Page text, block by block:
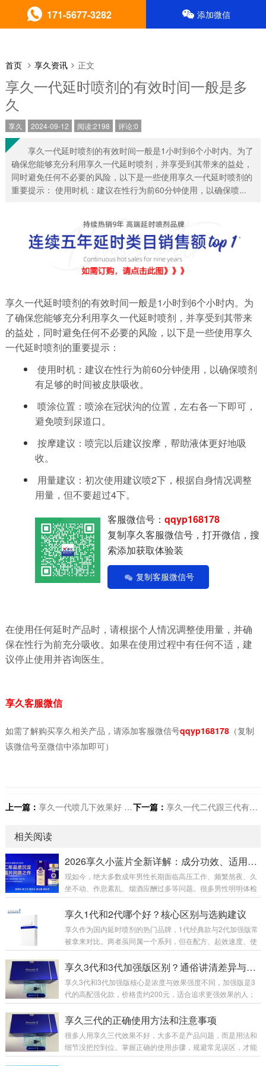
首页 享久资讯 正文
享久一代延时喷剂的有效时间一般是多
久
享久 2024-09-12 阅读:2198 评论:0
享久一代延时喷剂的有效时间一般是1小时到6个小时内。为了
确保您能够充分利用享久一代延时喷剂，并享受到其带来的益处，
同时避免任何不必要的风险，以下是一些使用享久一代延时喷剂的
重要提示： 使用时机：建议在性行为前60分钟使用，以确保喷...
享久一代延时喷剂的有效时间一般是1小时到6个小时内。为
了确保您能够充分利用享久一代延时喷剂，并享受到其带来
的益处，同时避免任何不必要的风险，以下是一些使用享久
一代延时喷剂的重要提示：
使用时机：建议在性行为前60分钟使用，以确保喷剂
有足够的时间被皮肤吸收。
喷涂位置：喷涂在冠状沟的位置，左右各一下即可，
避免喷到尿道口。
按摩建议：喷完以后建议按摩，帮助液体更好地吸
收。
用量建议：初次使用建议喷2下，根据自身情况调整
用量，但不要超过4下。
客服微信号： qqyp168178
复制享久客服微信号，打开微信，搜
索添加获取体验装
复制客服微信号
在使用任何延时产品时，请根据个人情况调整使用量，并确
保在性行为前充分吸收。如果在使用过程中有任何不适，建
议停止使用并咨询医生。
享久客服微信
如需了解购买享久相关产品，请添加客服微信号qqyp168178（复制
该微信号至微信中添加即可）
上一篇： 享久一代喷几下效果好 延时多久 下一篇： 享久一代二代跟三代有啥区别
相关阅读
2026享久小蓝片全新详解：成分功效、适用人群、官方售价及正确服用指南
现如今，绝大多数成年男性长期面临高压工作、频繁熬夜、久
坐不动、作息紊乱、烟酒应酬过多等问题。很多男性明明体检
各项指标正常，身体却出现精神萎靡、体能下降、房事耐力不
足、腰膝酸软、事后疲惫难恢复等隐性透支问题。市面上男性
滋补品见效慢、腥味重、吸收差。为此，专注男性健康养护多
年的知名品牌享久，2026年重磅推出全新新品——享久鹿茸血
为中国男性体质量身打造的国标特膳营养品，温...
享久1代和2代哪个好？核心区别与选购建议
享久作为国内延时喷剂的热门品牌，1代经典款与2代加强版常
被拿来对比。两者虽同属一个系列，但在配方、起效速度、使
用体感及性价比上差异明显，下面从多维度详细分析，帮你选
到适配需求的款式。先看基础定位与核心配方。享久1代是201
本成分，成分浓度适中，核心作用是初步降低敏感度，满足基
础延时需求。而2代2017年推出，是打响品牌知名度的关键
阳、肾精草等名贵草本，浓度更高、渗透力...
享久3代和3代加强版区别？通俗讲清差异与选购
享久3代和3代加强版核心是浓度与效果强度不同，加强版是3
代的高配强化款，价格贵约200元，适合追求更强效果的人；
标准版更温和，适合新手或日常使用。一、包装外观：一眼分
清3代标准版：纯蓝色礼盒，瓶子无“+”标识，整体简约。3代加
识度高。 二、成分浓度：加强版全面提升两者原料完全一样，
核心区别在浓度配比：加强版红高颗含量+30%、丁香+22%、
享久三代的正确使用方法和注意事项
很多人用享久三代效果不好，大多不是产品问题，而是用法和
细节没把控到位。掌握正确的使用步骤，规避常见误区，才能
充分发挥产品效果，兼顾舒适体感与使用体验，下面给大家整
171-5677-3282 添加微信